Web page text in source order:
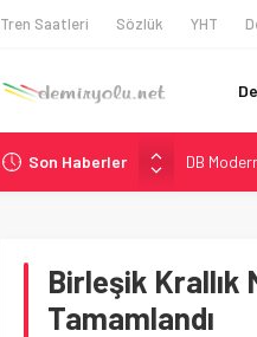
Tren Saatleri Sözlük YHT
Son Haberler
DB
GB
Malezya
Birleşik Krallık
Tamamlandı